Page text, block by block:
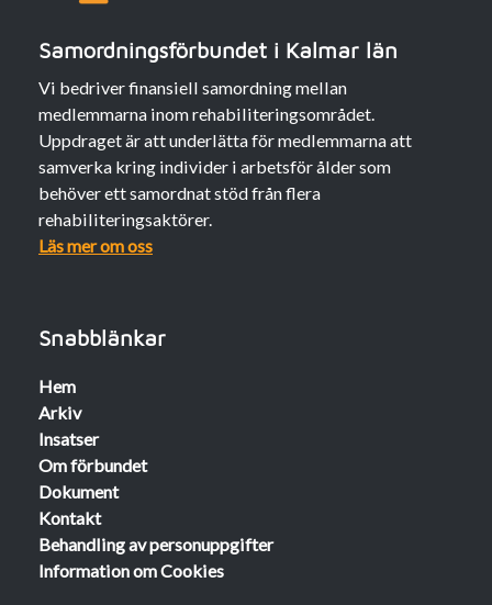
Samordningsförbundet i Kalmar län
Vi bedriver finansiell samordning mellan
medlemmarna inom rehabiliteringsområdet.
Uppdraget är att underlätta för medlemmarna att
samverka kring individer i arbetsför ålder som
behöver ett samordnat stöd från flera
rehabiliteringsaktörer.
Läs mer om oss
Snabblänkar
Hem
Arkiv
Insatser
Om förbundet
Dokument
Kontakt
Behandling av personuppgifter
Information om Cookies